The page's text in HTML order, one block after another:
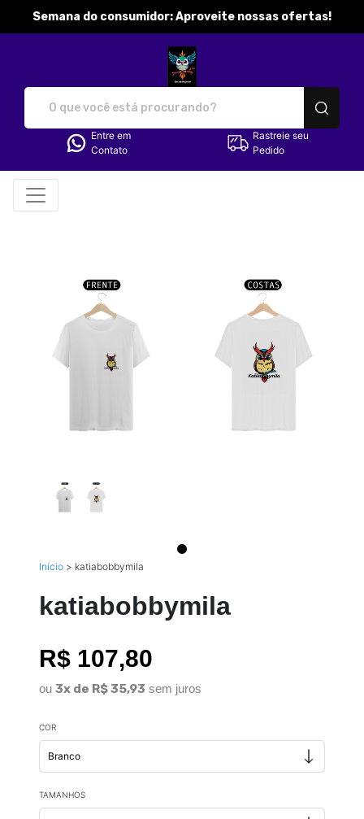
Semana do consumidor: Aproveite nossas ofertas!
Entre em
Contato
Rastreie seu
Pedido
Início > katiabobbymila
katiabobbymila
R$ 107,80
ou 3x de R$ 35,93 sem juros
COR
TAMANHOS